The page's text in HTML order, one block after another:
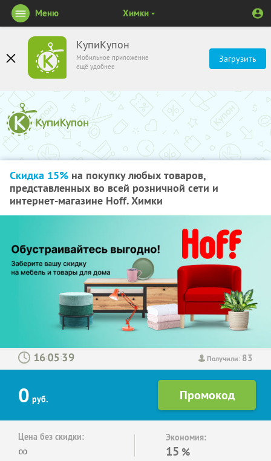
КупиКупон
Мобильное приложение
ещё удобнее
Загрузить
Меню Химки
Скидка 15% на покупку любых товаров,
представленных во всей розничной сети и
интернет-магазине Hoff. Химки
Получили: 83
: :
0 руб.
Цена без скидки:
∞
Экономия:
15 %